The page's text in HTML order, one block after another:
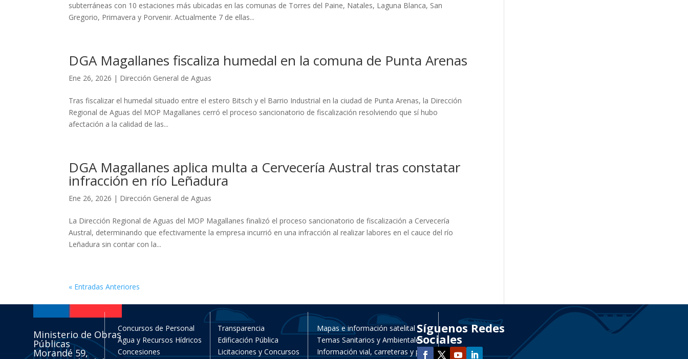
subterráneas con 10 estaciones más ubicadas en las comunas de Torres del Paine, Natales, Laguna Blanca, San
Gregorio, Primavera y Porvenir. Actualmente 7 de ellas...
DGA Magallanes fiscaliza humedal en la comuna de Punta Arenas
Ene 26, 2026 | Dirección General de Aguas
Tras fiscalizar el humedal situado entre el estero Bitsch y el Barrio Industrial en la ciudad de Punta Arenas, la Dirección
Regional de Aguas del MOP Magallanes cerró el proceso sancionatorio de fiscalización resolviendo que sí hubo
afectación a la calidad de las...
DGA Magallanes aplica multa a Cervecería Austral tras constatar
infracción en río Leñadura
Ene 26, 2026 | Dirección General de Aguas
La Dirección Regional de Aguas del MOP Magallanes finalizó el proceso sancionatorio de fiscalización a Cervecería
Austral, determinando que efectivamente la empresa incurrió en una infracción al realizar labores en el cauce del río
Leñadura sin contar con la...
« Entradas Anteriores
Ministerio de Obras
Públicas
Morandé 59,
Concursos de Personal
Agua y Recursos Hídricos
Concesiones
Transparencia
Edificación Pública
Licitaciones y Concursos
Mapas e información satelital
Temas Sanitarios y Ambientales
Información vial, carreteras y pasos
Síguenos Redes
Sociales